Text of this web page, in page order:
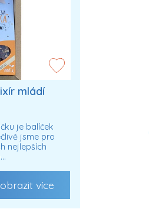
mládí
je balíček
jsme pro
nejlepších
více